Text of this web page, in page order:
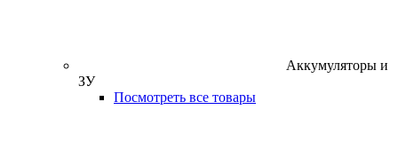
Аккумуляторы и
ЗУ
Посмотреть все товары